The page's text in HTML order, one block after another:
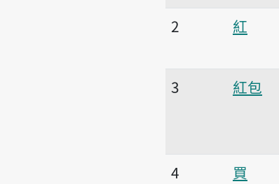
2
紅
3
紅包
4
買